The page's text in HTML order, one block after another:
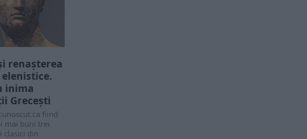
renașterea
inima
Grecești
ca fiind
mai buni trei
clasici din